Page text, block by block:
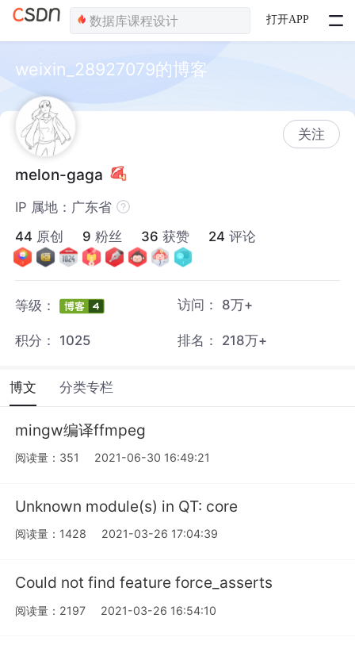
打开APP
weixin_28927079的博客
关注
melon-gaga
IP 属地：广东省
44 原创 9 粉丝 36 获赞 24 评论
等级： 访问： 8万+
积分： 1025 排名： 218万+
博文 分类专栏
mingw编译ffmpeg
阅读量：351 2021-06-30 16:49:21
Unknown module(s) in QT: core
阅读量：1428 2021-03-26 17:04:39
Could not find feature force_asserts
阅读量：2197 2021-03-26 16:54:10